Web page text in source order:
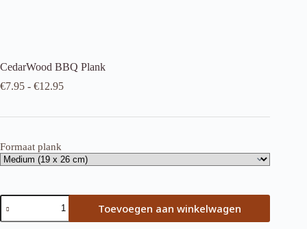
CedarWood BBQ Plank
€7.95 - €12.95Prijsklasse:
Formaat plank
CedarWood
BBQ
Plank
Toevoegen aan winkelwagen